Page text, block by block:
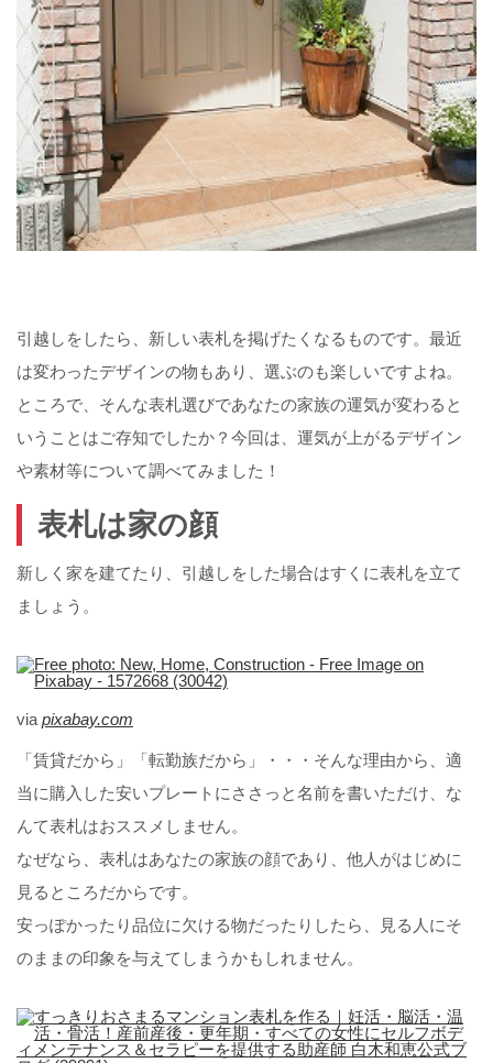
引越しをしたら、新しい表札を掲げたくなるものです。最近
は変わったデザインの物もあり、選ぶのも楽しいですよね。
ところで、そんな表札選びであなたの家族の運気が変わると
いうことはご存知でしたか？今回は、運気が上がるデザイン
や素材等について調べてみました！
表札は家の顔
新しく家を建てたり、引越しをした場合はすくに表札を立て
ましょう。
via pixabay.com
「賃貸だから」「転勤族だから」・・・そんな理由から、適
当に購入した安いプレートにささっと名前を書いただけ、な
んて表札はおススメしません。
なぜなら、表札はあなたの家族の顔であり、他人がはじめに
見るところだからです。
安っぽかったり品位に欠ける物だったりしたら、見る人にそ
のままの印象を与えてしまうかもしれません。